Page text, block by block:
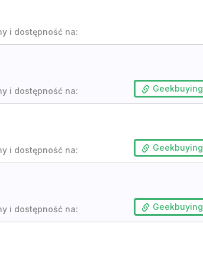
i dostępność na:
i dostępność na: Geekbuying
i dostępność na: Geekbuying
i dostępność na: Geekbuying